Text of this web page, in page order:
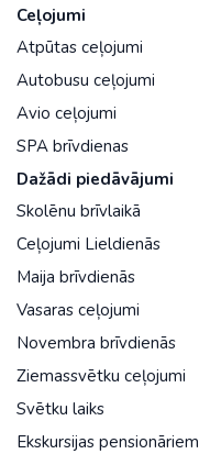
Ceļojumi
Atpūtas ceļojumi
Autobusu ceļojumi
Avio ceļojumi
SPA brīvdienas
Dažādi piedāvājumi
Skolēnu brīvlaikā
Ceļojumi Lieldienās
Maija brīvdienās
Vasaras ceļojumi
Novembra brīvdienās
Ziemassvētku ceļojumi
Svētku laiks
Ekskursijas pensionāriem